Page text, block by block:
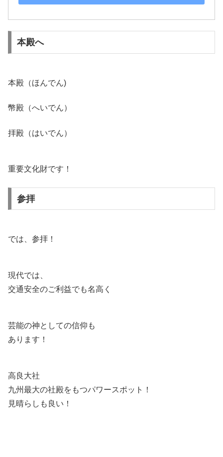
本殿へ
本殿（ほんでん)
幣殿（へいでん）
拝殿（はいでん）
重要文化財です！
参拝
では、参拝！
現代では、
交通安全のご利益でも名高く
芸能の神としての信仰も
あります！
高良大社
九州最大の社殿をもつパワースポット！
見晴らしも良い！